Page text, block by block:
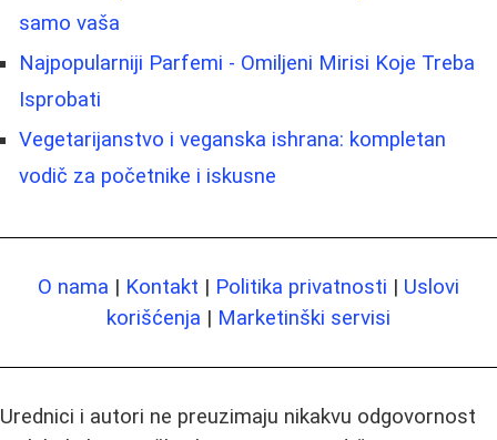
samo vaša
Najpopularniji Parfemi - Omiljeni Mirisi Koje Treba
Isprobati
Vegetarijanstvo i veganska ishrana: kompletan
vodič za početnike i iskusne
O nama | Kontakt | Politika privatnosti | Uslovi
korišćenja | Marketinški servisi
Urednici i autori ne preuzimaju nikakvu odgovornost